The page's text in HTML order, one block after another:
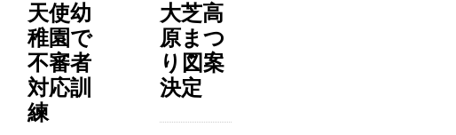
天使幼
稚園で
不審者
対応訓
練
大芝高
原まつ
り図案
決定